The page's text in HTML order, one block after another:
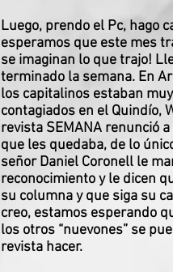
Luego, prendo el Pc, hago
esperamos que este mes
se imaginan lo que trajo!
terminado la semana. En
los capitalinos estaban
contagiados en el Quindío,
revista SEMANA renunció
que les quedaba, de lo
señor Daniel Coronell le
reconocimiento y le dicen
su columna y que siga su
creo, estamos esperando
los otros “nuevones” se
revista hacer.